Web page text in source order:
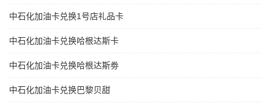
中石化加油卡兑换1号店礼品卡
中石化加油卡兑换哈根达斯卡
中石化加油卡兑换哈根达斯劵
中石化加油卡兑换巴黎贝甜